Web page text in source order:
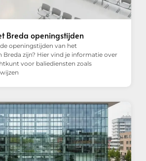
Breda openingstijden
openingstijden van het
Breda zijn? Hier vind je informatie over
voor baliediensten zoals